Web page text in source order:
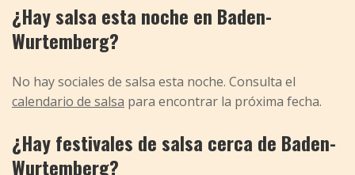
¿Hay salsa esta noche en Baden-
Wurtemberg?
No hay sociales de salsa esta noche. Consulta el
calendario de salsa para encontrar la próxima fecha.
¿Hay festivales de salsa cerca de Baden-
Wurtemberg?